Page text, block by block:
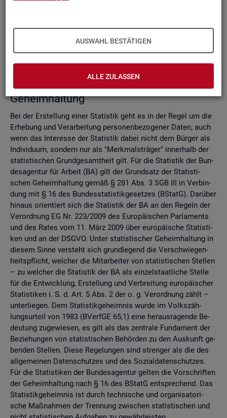
AUSWAHL BESTÄTIGEN
ALLE ZULASSEN
tung
Zell­sper­rungs­ver­fah­ren
Run­dungs­ver­fah­ren
Ver­gleich der Ver­fah­ren
Recht­li­che Grund­la­gen der sta­tis­ti­schen
Ge­heim­hal­tung
Bei der Er­stel­lung einer Sta­tis­tik geht es in der Regel um die
Er­he­bung und Ver­ar­bei­tung per­so­nen­be­zo­ge­ner Daten, auch
wenn das In­ter­es­se der Sta­tis­tik dabei nicht dem Bür­ger als
In­di­vi­du­um, son­dern nur als "Merk­mals­trä­ger" in­ner­halb der
sta­tis­ti­schen Grund­ge­samt­heit gilt. Für die Sta­tis­tik der Bun­
des­agen­tur für Ar­beit (BA) gilt der Grund­satz der Sta­tis­ti­
schen Ge­heim­hal­tung gemäß § 281 Abs. 3 SGB III in Ver­bin­
dung mit § 16 des Bun­des­sta­tis­tik­ge­set­zes (BStatG). Dar­über
hin­aus ori­en­tiert sich die Sta­tis­tik der BA an den Re­geln der
Ver­ord­nung EG Nr. 223/2009 des Eu­ro­päi­schen Par­la­ments
und des Rates vom 11. März 2009 über eu­ro­päi­sche Sta­tis­ti­
ken und an der DSGVO. Unter sta­tis­ti­scher Ge­heim­hal­tung in
die­sem Sinne ver­steht sich grund­le­gend die Ver­schwie­gen­
heits­pflicht, wel­cher die Mit­ar­bei­ter von sta­tis­ti­schen Stel­len
– zu wel­cher die Sta­tis­tik der BA als ein­zel­staat­li­che Stel­le
für die Ent­wick­lung, Er­stel­lung und Ver­brei­tung eu­ro­päi­scher
Sta­tis­ti­ken i. S. d. Art. 5 Abs. 2 der o. g. Ver­ord­nung zählt –
un­ter­lie­gen. Dem Sta­tis­tik­ge­heim­nis wurde im Volks­zäh­
lungs­ur­teil von 1983 (BVerf­GE 65,1) eine her­aus­ra­gen­de Be­
deu­tung zu­ge­wie­sen, es gilt als das zen­tra­le Fun­da­ment der
Be­zie­hun­gen von sta­tis­ti­schen Be­hör­den zu den Aus­kunft ge­
ben­den Stel­len. Diese Re­ge­lun­gen sind stren­ger als die des
all­ge­mei­nen Da­ten­schut­zes und des So­zi­al­da­ten­schut­zes.
Für die Sta­tis­ti­ken der Bun­des­agen­tur gel­ten die Vor­schrif­ten
der Ge­heim­hal­tung nach § 16 des BStatG ent­spre­chend. Das
Sta­tis­tik­ge­heim­nis ist durch tech­ni­sche und or­ga­ni­sa­to­ri­
sche Maß­nah­men der Tren­nung zwi­schen sta­tis­ti­schen und